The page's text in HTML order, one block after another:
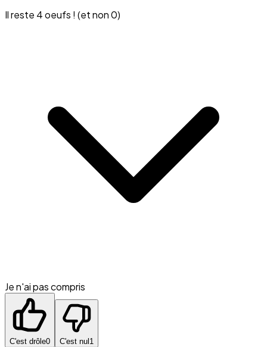
Il reste 4 oeufs ! (et non 0)
Je n'ai pas compris
C'est drôle0 C'est nul 1